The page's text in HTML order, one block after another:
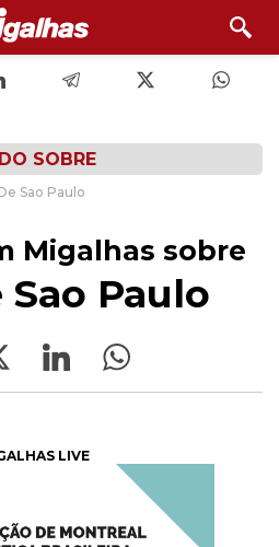
SOBRE
Sao Paulo
Migalhas sobre
Paulo
LIVE